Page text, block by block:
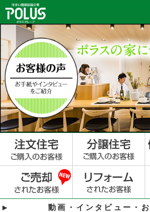
動画・インタビュー・